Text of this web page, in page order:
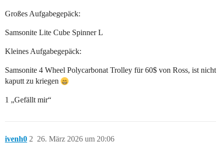
Großes Aufgabegepäck:
Samsonite Lite Cube Spinner L
Kleines Aufgabegepäck:
Samsonite 4 Wheel Polycarbonat Trolley für 60$ von Ross, ist nicht
kaputt zu kriegen
1 „Gefällt mir“
ivenh0 26. März 2026 um 20:06
2